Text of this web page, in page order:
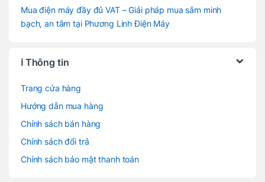
Mua điện máy đầy đủ VAT – Giải pháp mua sắm minh
bạch, an tâm tại Phương Linh Điện Máy
ℹ️ Thông tin
Trang cửa hàng
Hướng dẫn mua hàng
Chính sách bán hàng
Chính sách đổi trả
Chính sách bảo mật thanh toán